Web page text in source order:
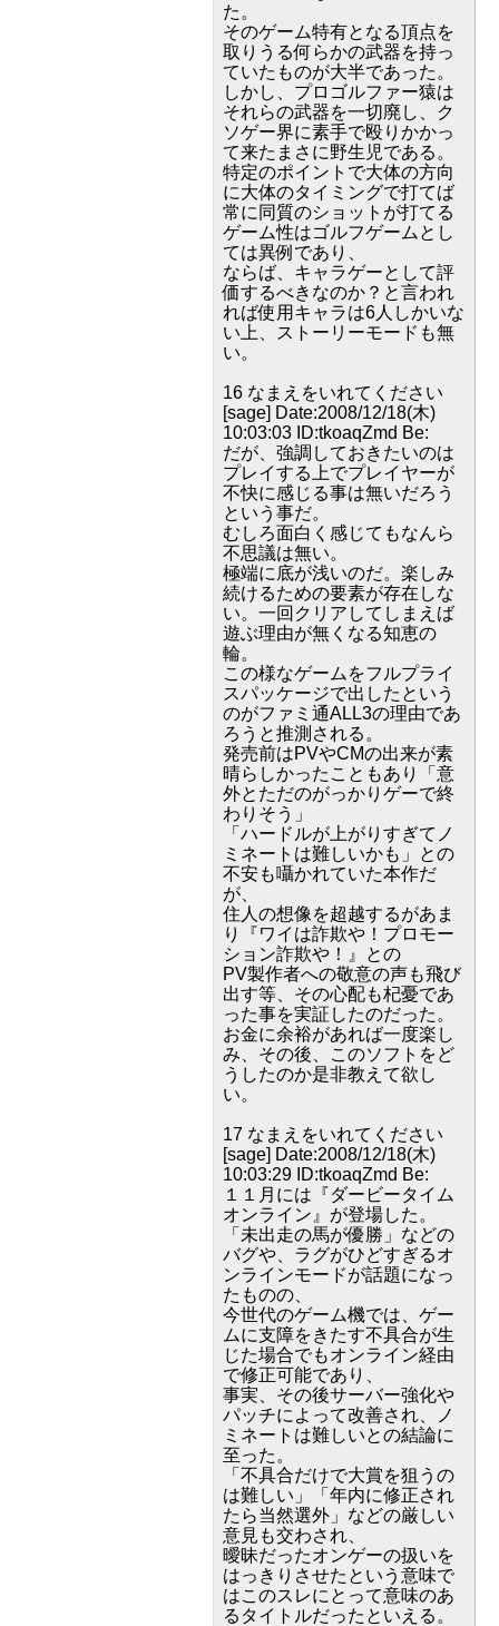
た。
そのゲーム特有となる頂点を
取りうる何らかの武器を持っ
ていたものが大半であった。
しかし、プロゴルファー猿は
それらの武器を一切廃し、ク
ソゲー界に素手で殴りかかっ
て来たまさに野生児である。
特定のポイントで大体の方向
に大体のタイミングで打てば
常に同質のショットが打てる
ゲーム性はゴルフゲームとし
ては異例であり、
ならば、キャラゲーとして評
価するべきなのか？と言われ
れば使用キャラは6人しかいな
い上、ストーリーモードも無
い。
16 なまえをいれてください
[sage] Date:2008/12/18(木)
10:03:03 ID:tkoaqZmd Be:
だが、強調しておきたいのは
プレイする上でプレイヤーが
不快に感じる事は無いだろう
という事だ。
むしろ面白く感じてもなんら
不思議は無い。
極端に底が浅いのだ。楽しみ
続けるための要素が存在しな
い。一回クリアしてしまえば
遊ぶ理由が無くなる知恵の
輪。
この様なゲームをフルプライ
スパッケージで出したという
のがファミ通ALL3の理由であ
ろうと推測される。
発売前はPVやCMの出来が素
晴らしかったこともあり「意
外とただのがっかりゲーで終
わりそう」
「ハードルが上がりすぎてノ
ミネートは難しいかも」との
不安も囁かれていた本作だ
が、
住人の想像を超越するがあま
り『ワイは詐欺や！プロモー
ション詐欺や！』との
PV製作者への敬意の声も飛び
出す等、その心配も杞憂であ
った事を実証したのだった。
お金に余裕があれば一度楽し
み、その後、このソフトをど
うしたのか是非教えて欲し
い。
17 なまえをいれてください
[sage] Date:2008/12/18(木)
10:03:29 ID:tkoaqZmd Be:
１１月には『ダービータイム
オンライン』が登場した。
「未出走の馬が優勝」などの
バグや、ラグがひどすぎるオ
ンラインモードが話題になっ
たものの、
今世代のゲーム機では、ゲー
ムに支障をきたす不具合が生
じた場合でもオンライン経由
で修正可能であり、
事実、その後サーバー強化や
パッチによって改善され、ノ
ミネートは難しいとの結論に
至った。
「不具合だけで大賞を狙うの
は難しい」「年内に修正され
たら当然選外」などの厳しい
意見も交わされ、
曖昧だったオンゲーの扱いを
はっきりさせたという意味で
はこのスレにとって意味のあ
るタイトルだったといえる。